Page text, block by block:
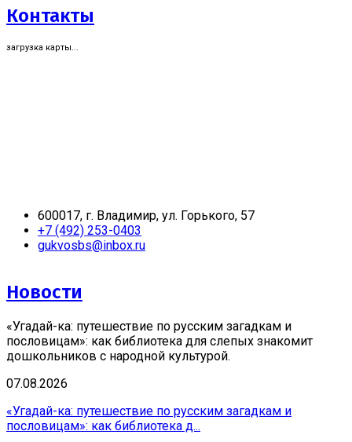
Контакты
загрузка карты...
600017, г. Владимир, ул. Горького, 57
+7 (492) 253-0403
gukvosbs@inbox.ru
Новости
«Угадай-ка: путешествие по русским загадкам и
пословицам»: как библиотека для слепых знакомит
дошкольников с народной культурой.
07.08.2026
«Угадай-ка: путешествие по русским загадкам и
пословицам»: как библиотека д...